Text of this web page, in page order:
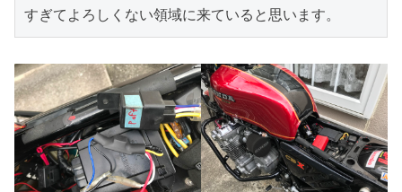
すぎてよろしくない領域に来ていると思います。